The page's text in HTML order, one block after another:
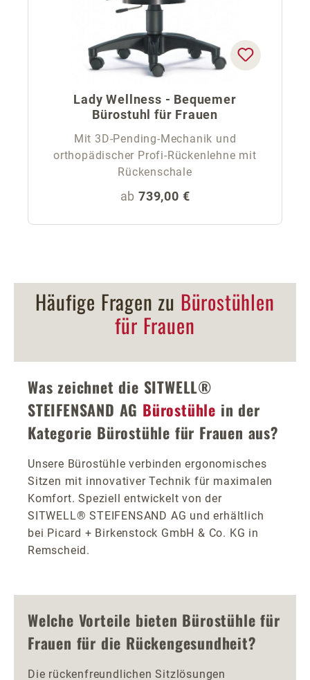
Lady Wellness - Bequemer
Bürostuhl für Frauen
Mit 3D-Pending-Mechanik und
orthopädischer Profi-Rückenlehne mit
Rückenschale
Regulärer Preis:
ab 739,00 €
Häufige Fragen zu Bürostühlen
für Frauen
Was zeichnet die SITWELL®
STEIFENSAND AG Bürostühle in der
Kategorie Bürostühle für Frauen aus?
Unsere Bürostühle verbinden ergonomisches
Sitzen mit innovativer Technik für maximalen
Komfort. Speziell entwickelt von der
SITWELL® STEIFENSAND AG und erhältlich
bei Picard + Birkenstock GmbH & Co. KG in
Remscheid.
Welche Vorteile bieten Bürostühle für
Frauen für die Rückengesundheit?
Die rückenfreundlichen Sitzlösungen